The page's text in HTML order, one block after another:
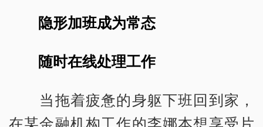
隐形加班成为常态
随时在线处理工作
当拖着疲惫的身躯下班回到家，
在某金融机构工作的李娜本想享受片